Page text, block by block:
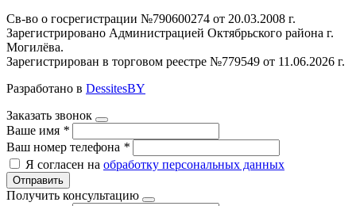
Св-во о госрегистрации №790600274 от 20.03.2008 г.
Зарегистрировано Администрацией Октябрьского района г.
Могилёва.
Зарегистрирован в торговом реестре №779549 от 11.06.2026 г.
Разработано в DessitesBY
Заказать звонок
Ваше имя *
Ваш номер телефона *
Я согласен на обработку персональных данных
Отправить
Получить консультацию